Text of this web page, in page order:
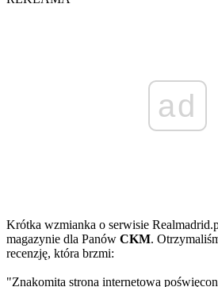
ad
Krótka wzmianka o serwisie
magazynie dla Panów CKM.
recenzję, która brzmi:
"Znakomita strona internetowa